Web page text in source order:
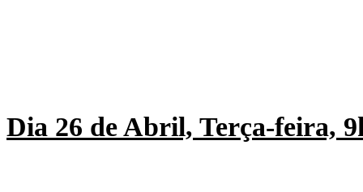
Dia 26 de Abril, Terça-feira,